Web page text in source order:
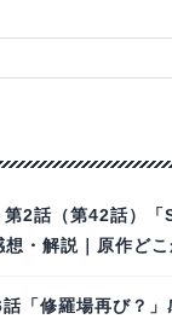
2話（第42話）「
・解説｜原作どこ
「修羅場再び？」